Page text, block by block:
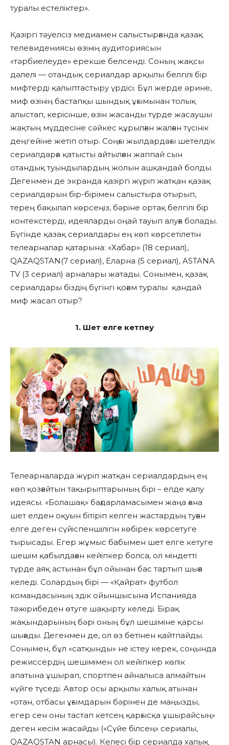
туралы естеліктер».
Қазіргі тәуелсіз медиамен салыстырғанда қазақ
телевидениясы өзінің аудиториясын
«тәрбиелеуде» ерекше белсенді. Соның жақсы
дәлелі — отандық сериалдар арқылы белгілі бір
мифтерді қалыптастыру үрдісі. Бұл жерде әрине,
миф өзінің бастапқы шындық ұғымынан толық
алыстап, керісінше, өзін жасанды түрде жасаушы
жақтың мүддесіне сәйкес құрылған жалған түсінік
деңгейіне жетіп отыр. Соңғы жылдардағы шетелдік
сериалдарға қатысты айтылған жаппай сын
отандық туындылардың жолын ашқандай болды.
Дегенмен де экранда қазіргі жүріп жатқан қазақ
сериалдарын бір-бірімен салыстыра отырып,
терең бақылап көрсеңіз, бәріне ортақ белгілі бір
контекстерді, идеяларды оңай тауып алуға болады.
Бүгінде қазақ сериалдары ең көп көрсетілетін
телеарналар қатарына: «Хабар» (18 сериал),
QAZAQSTAN(7 сериал), Еларна (5 сериал), ASTANA
TV (3 сериал) арналары жатады. Сонымен, қазақ
сериалдары біздің бүгінгі қоғам туралы қандай
миф жасап отыр?
1. Шет елге кетпеу
Телеарналарда жүріп жатқан сериалдардың ең
көп қозғайтын тақырыптарының бірі – елде қалу
идеясы. «Болашақ» бағдарламасымен жаңа ғана
шет елден оқуын бітіріп келген жастардың туған
елге деген сүйіспеншілігін көбірек көрсетуге
тырысады. Егер жұмыс бабымен шет елге кетуге
шешім қабылдаған кейіпкер болса, ол міндетті
түрде аяқ астынан бұл ойынан бас тартып шыға
келеді. Солардың бірі — «Қайрат» футбол
командасының здік ойыншысына Испанияда
тәжірибеден өтуге шақырту келеді. Бірақ
жақындарының бәрі оның бұл шешіміне қарсы
шығады. Дегенмен де, ол өз бетінен қайтпайды.
Сонымен, бұл «сатқынды» не істеу керек, соңында
режиссердің шешімімен ол кейіпкер көлік
апатына ұшырап, спортпен айналыса алмайтын
күйге түседі. Автор осы арқылы халық атынан
«отан, отбасы ұғымдарын бәрінен де маңызды,
егер сен оны тастап кетсең қарғысқа ұшырайсың»
деген кесім жасайды («Сүйе білсең» сериалы,
QAZAQSTAN арнасы). Келесі бір сериалда халық